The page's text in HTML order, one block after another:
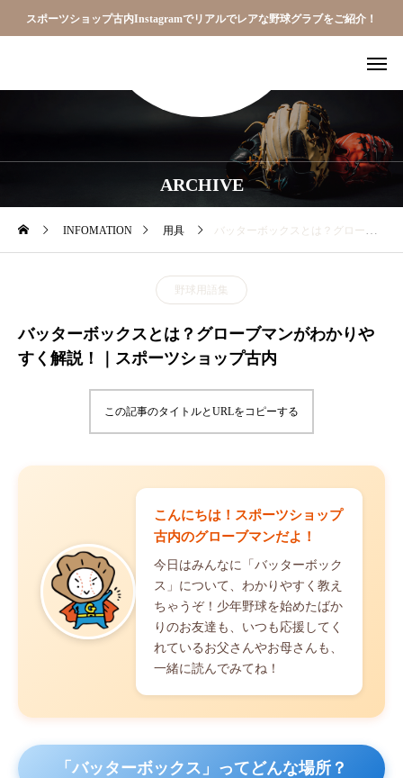
スポーツショップ古内Instagramでリアルでレアな野球グラブをご紹介！
ARCHIVE
INFOMATION 用具 バッターボックスとは？グローブマンがわかりやすく解説！｜スポーツショップ古内
野球用語集
バッターボックスとは？グローブマンがわかりや
すく解説！｜スポーツショップ古内
この記事のタイトルとURLをコピーする
こんにちは！スポーツショップ
古内のグローブマンだよ！
今日はみんなに「バッターボック
ス」について、わかりやすく教え
ちゃうぞ！少年野球を始めたばか
りのお友達も、いつも応援してく
れているお父さんやお母さんも、
一緒に読んでみてね！
「バッターボックス」ってどんな場所？